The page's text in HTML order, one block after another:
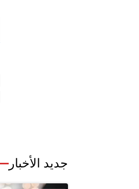
جديد الأخبار